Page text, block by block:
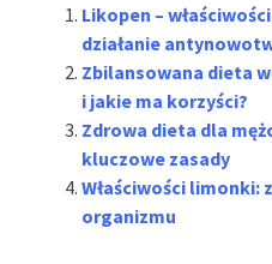
Likopen –
działanie
Zbilansowana dieta
i jakie ma korzyści?
Zdrowa dieta dla
kluczowe zasady
Właściwości
organizmu